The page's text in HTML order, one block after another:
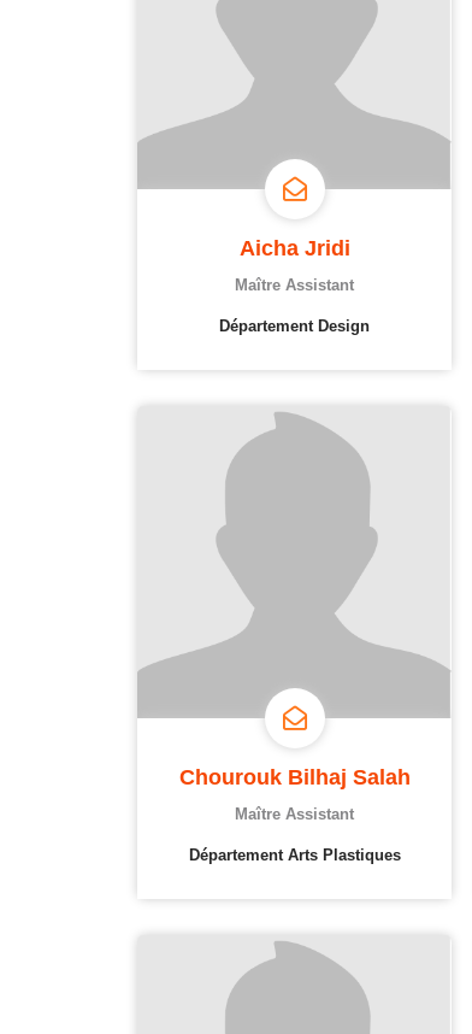
Aicha Jridi
Maître Assistant
Département Design
Chourouk Bilhaj Salah
Maître Assistant
Département Arts Plastiques